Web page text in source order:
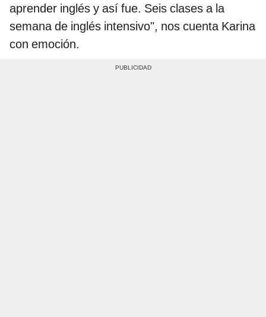
aprender inglés y así fue. Seis clases a la
semana de inglés intensivo", nos cuenta Karina
con emoción.